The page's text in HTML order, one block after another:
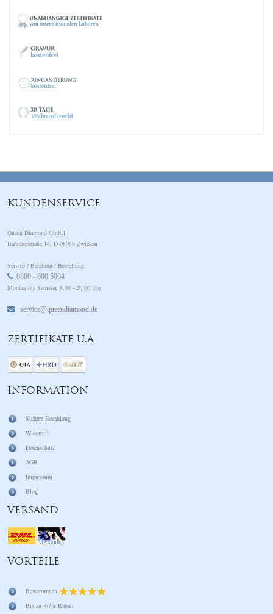
KUNDENSERVICE
Queen Diamond GmbH
Bahnhofstraße 16, D-08056 Zwickau
Service / Beratung / Bestellung
0800 - 800 5004
Montag bis Samstag 8.00 - 20.00 Uhr
service@queendiamond.de
ZERTIFIKATE U.A
INFORMATION
Sichere Bezahlung
Widerruf
Datenschutz
AGB
Impressum
Blog
VERSAND
VORTEILE
Bewertungen
Bis zu -67% Rabatt